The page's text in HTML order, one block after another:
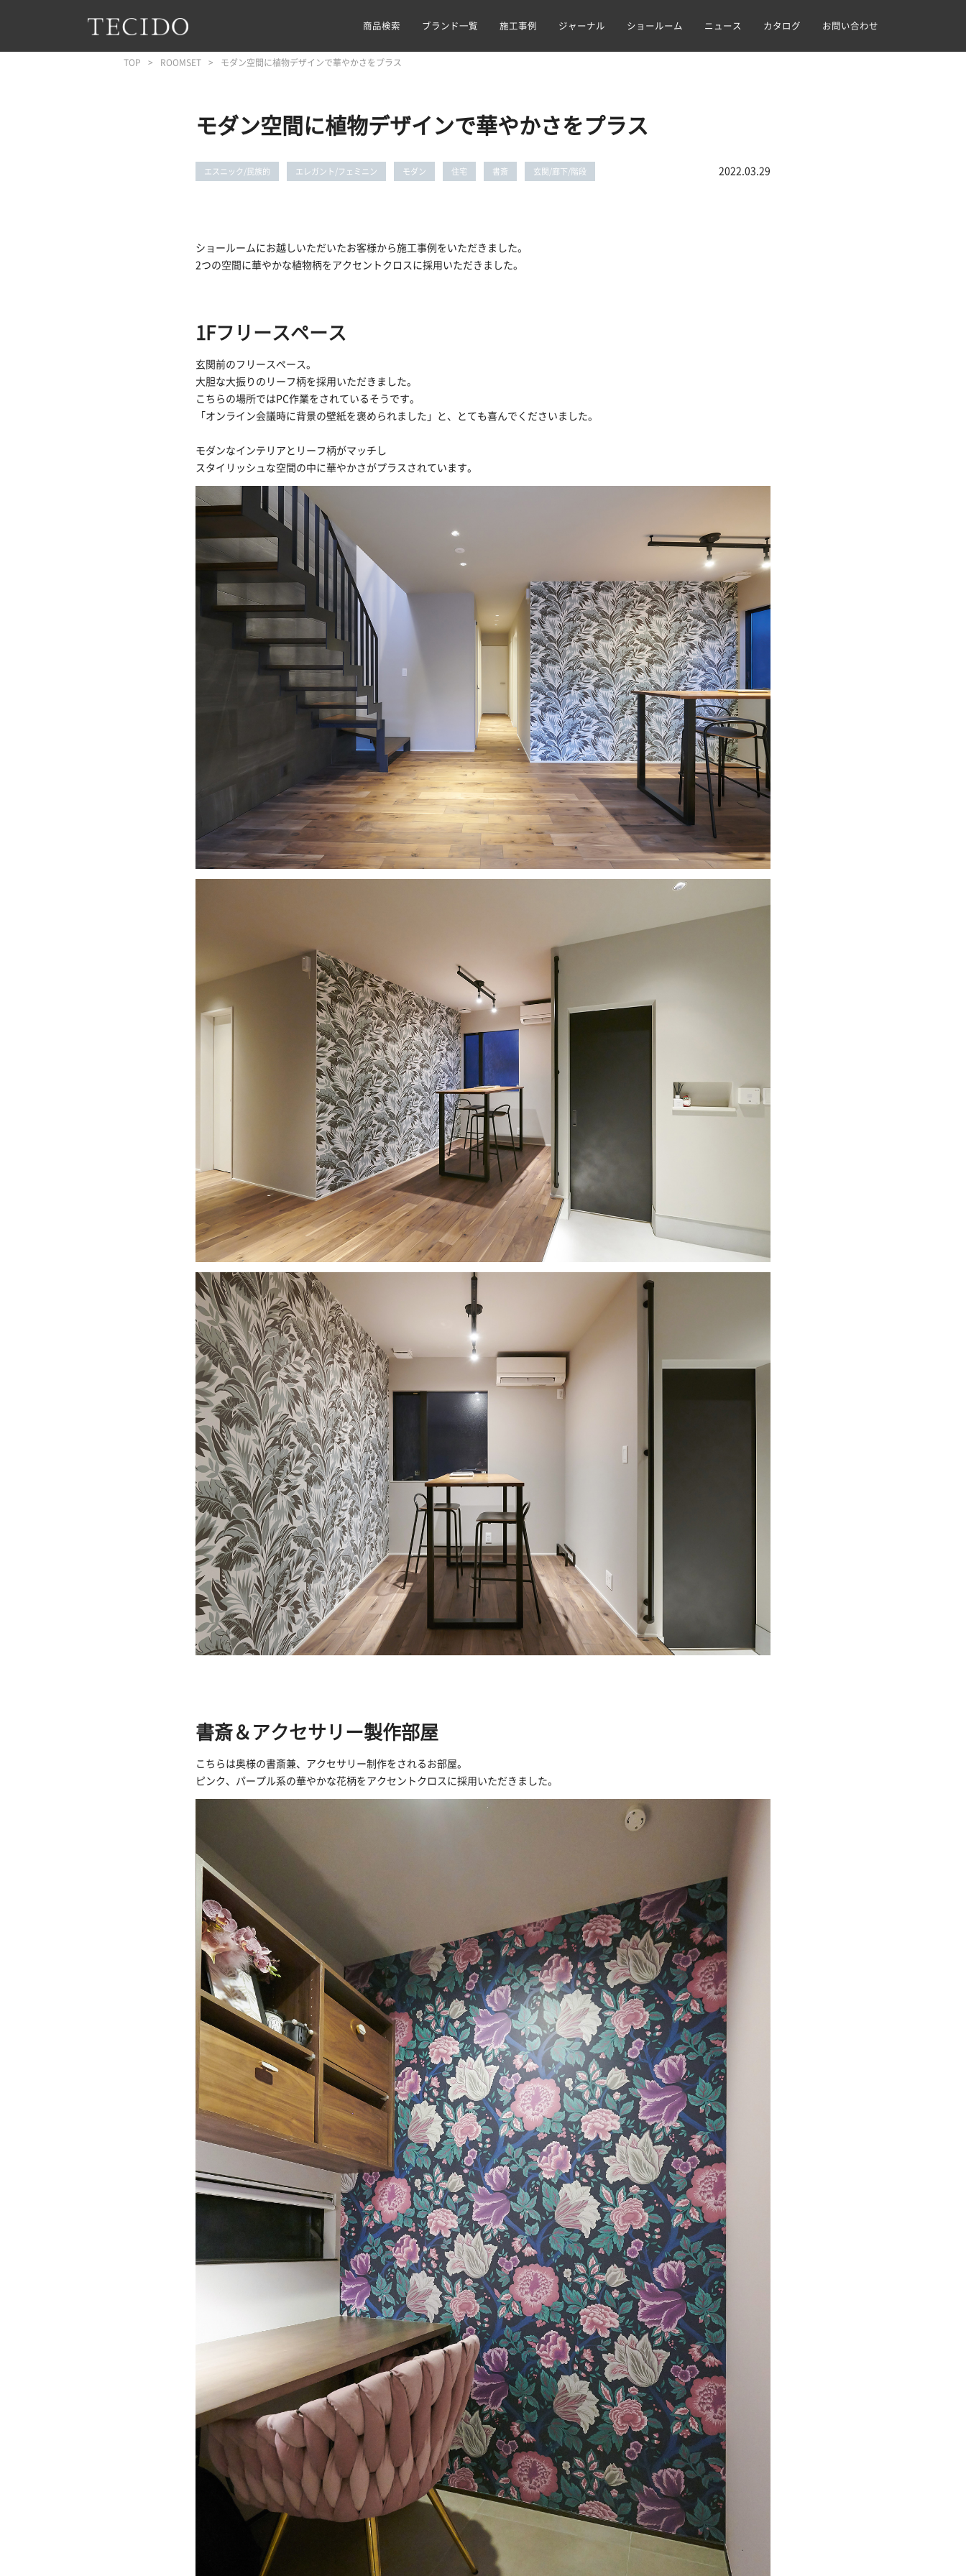
メインナビゲーションへジャンプ
メインコンテンツへジャンプ
フッターへジャンプ 商品検索 ブランド一覧 施工事例 ジャーナル ショールーム ニュース カタログ お問い合わせ
TOP ROOMSET モダン空間に植物デザインで華やかさをプラス
モダン空間に植物デザインで華やかさをプラス
エスニック/民族的 エレガント/フェミニン モダン 住宅 書斎 玄関/廊下/階段 2022.03.29
ショールームにお越しいただいたお客様から施工事例をいただきました。
2つの空間に華やかな植物柄をアクセントクロスに採用いただきました。
1Fフリースペース
玄関前のフリースペース。
大胆な大振りのリーフ柄を採用いただきました。
こちらの場所ではPC作業をされているそうです。
「オンライン会議時に背景の壁紙を褒められました」と、とても喜んでくださいました。
モダンなインテリアとリーフ柄がマッチし
スタイリッシュな空間の中に華やかさがプラスされています。
書斎＆アクセサリー製作部屋
こちらは奥様の書斎兼、アクセサリー制作をされるお部屋。
ピンク、パープル系の華やかな花柄をアクセントクロスに採用いただきました。